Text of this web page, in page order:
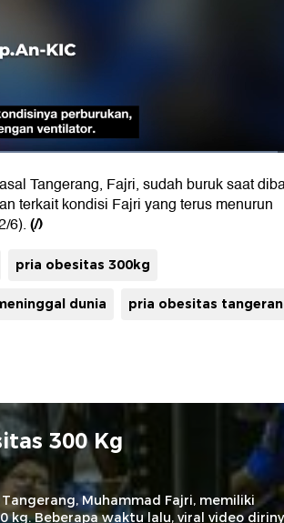
Tangerang, Fajri, sudah buruk saat
terkait kondisi Fajri yang terus menurun
6).(/)
pria obesitas 300kg
dunia pria obesitas
300 Kg
Muhammad Fajri, memiliki
kg. Beberapa waktu lalu, viral video